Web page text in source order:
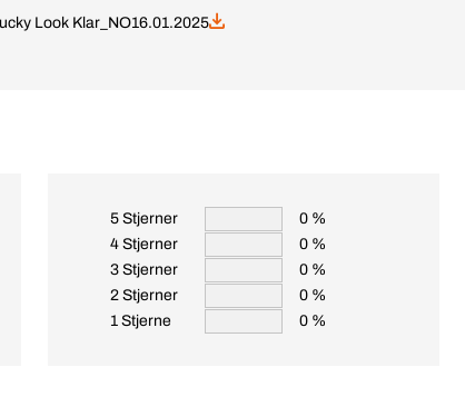
Look Klar_NO16.01.2025
5 Stjerner
0 %
4 Stjerner
0 %
3 Stjerner
0 %
2 Stjerner
0 %
1 Stjerne
0 %